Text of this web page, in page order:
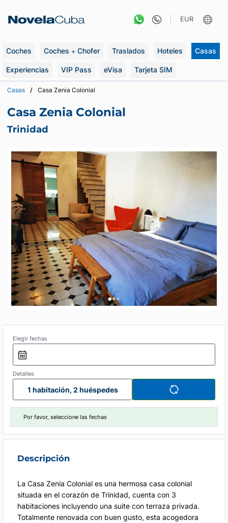
EUR
Coches Coches + Chofer Traslados Hoteles Casas
Experiencias VIP Pass eVisa Tarjeta SIM
Casas Casa Zenia Colonial
Casa Zenia Colonial
Trinidad
•••
Elegir fechas
Detalles
1 habitación, 2 huéspedes
Por favor, seleccione las fechas
Descripción
La Casa Zenia Colonial es una hermosa casa colonial
situada en el corazón de Trinidad, cuenta con 3
habitaciones incluyendo una suite con terraza privada.
Totalmente renovada con buen gusto, esta acogedora